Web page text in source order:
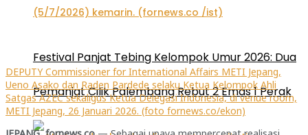
Festival Panjat Tebing Kelompok Umur 2026: Dua
Pemanjat Cilik Palembang Rebut 2 Emas 1 Perak
DEPUTY Commissioner for International Affairs METI Jepang,
Ueno Asako dan Raden Pardede selaku Ketua Kelompok Ahli
Satgas AZEC sekaligus Ketua Delegasi Indonesia, di venue room,
METI Jepang, 26 Januari 2026. (foto fornews.co/ekon)